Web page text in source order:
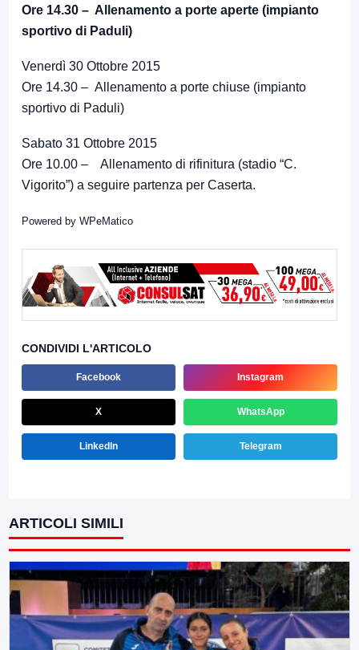
Ore 14.30 – Allenamento a porte aperte (impianto
sportivo di Paduli)
Venerdì 30 Ottobre 2015
Ore 14.30 – Allenamento a porte chiuse (impianto
sportivo di Paduli)
Sabato 31 Ottobre 2015
Ore 10.00 – Allenamento di rifinitura (stadio “C.
Vigorito”) a seguire partenza per Caserta.
Powered by WPeMatico
CONDIVIDI L'ARTICOLO
Facebook Instagram
X WhatsApp
LinkedIn Telegram
ARTICOLI SIMILI